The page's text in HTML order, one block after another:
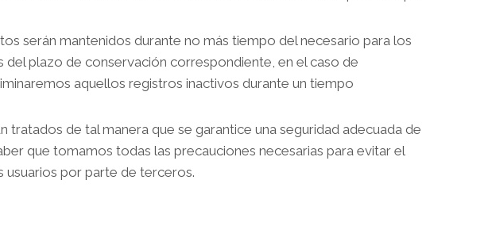
serán mantenidos durante no más tiempo del necesario para los
plazo de conservación correspondiente, en el caso de
aquellos registros inactivos durante un tiempo
tratados de tal manera que se garantice una seguridad adecuada de
que tomamos todas las precauciones necesarias para evitar el
por parte de terceros.